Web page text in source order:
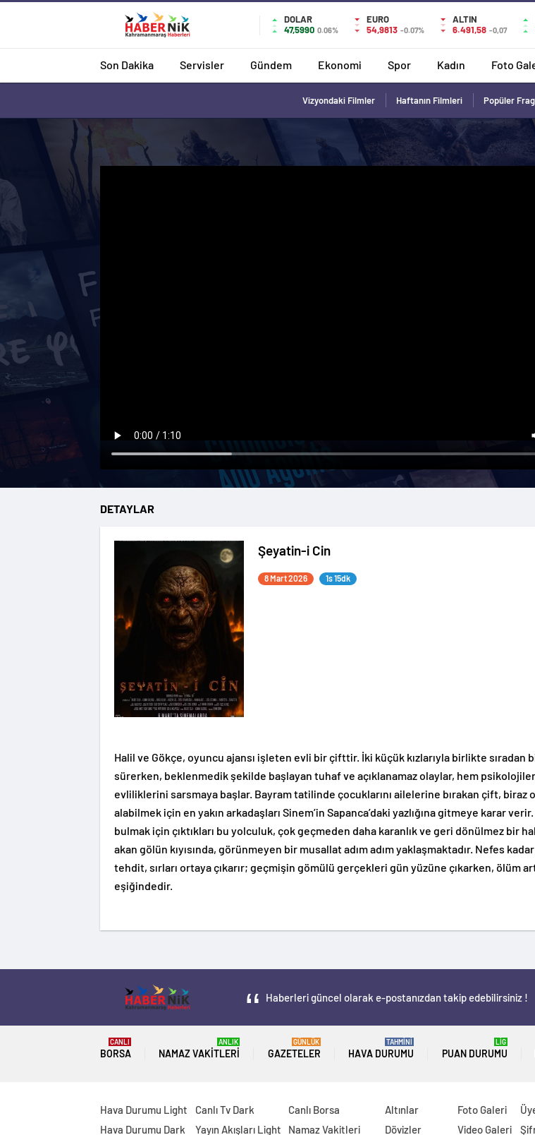
romabet
deneme
DOLAR
47,5990 0.06%
EURO
54,9813 -0.07%
ALTIN
6.491,58 -0,07
Son Dakika Servisler Gündem Ekonomi Spor Kadın Foto
Vizyondaki Filmler Haftanın Filmleri Popüler
DETAYLAR
Şeyatin-i Cin
8 Mart 2026 1s 15dk
Halil ve Gökçe, oyuncu ajansı işleten evli bir çifttir. İki küçük kızlarıyla birlikte sıradan
sürerken, beklenmedik şekilde başlayan tuhaf ve açıklanamaz olaylar, hem
evliliklerini sarsmaya başlar. Bayram tatilinde çocuklarını ailelerine bırakan çift, biraz
alabilmek için en yakın arkadaşları Sinem’in Sapanca’daki yazlığına gitmeye karar
bulmak için çıktıkları bu yolculuk, çok geçmeden daha karanlık ve geri dönülmez bir
akan gölün kıyısında, görünmeyen bir musallat adım adım yaklaşmaktadır. Nefes
tehdit, sırları ortaya çıkarır; geçmişin gömülü gerçekleri gün yüzüne çıkarken, ölüm
eşiğindedir.
Haberleri güncel olarak e-postanızdan takip edebilirsiniz !
BORSA
CANLI
NAMAZ VAKITLERI
ANLIK
GAZETELER
GÜNLÜK
HAVA DURUMU
TAHMİNİ
PUAN DURUMU
LİG
Hava Durumu Light
Hava Durumu Dark
Canlı Tv Dark
Yayın Akışları Light
Canlı Borsa
Namaz Vakitleri
Altınlar
Dövizler
Foto Galeri
Video Galeri